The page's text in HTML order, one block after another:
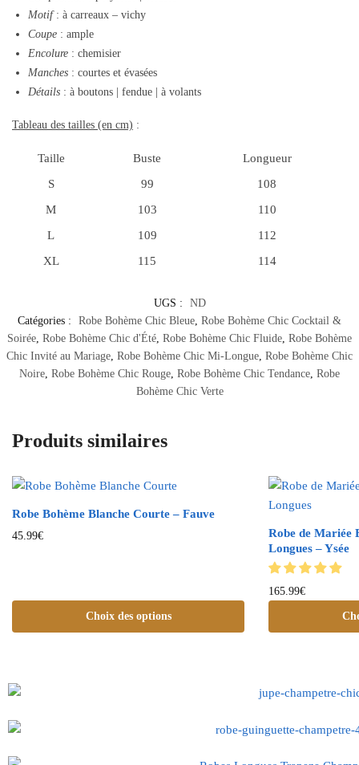
Motif: à carreaux – vichy
Coupe : ample
Encolure : chemisier
Manches : courtes et évasées
Détails : à boutons | fendue | à volants
Tableau des tailles (en cm) :
Taille Buste
Longueur
S
99
108
M
103
110
L
109
112
XL
115 114
UGS :
ND
Catégories :
Robe Bohème Chic Bleue, Robe Bohème Chic Cocktail &
Soirée, Robe Bohème Chic d'Été, Robe Bohème Chic Fluide, Robe Bohème
Chic Invité au Mariage, Robe Bohème Chic Mi-Longue, Robe Bohème Chic
Noire, Robe Bohème Chic Rouge, Robe Bohème Chic Tendance, Robe
Bohème Chic Verte
Produits similaires
Robe Bohème Blanche Courte – Fauve
45.99€
Choix des options
Robe de Mariée
Longues – Ysée
165.99€